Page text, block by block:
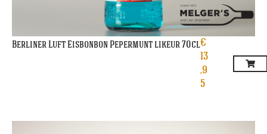
Berliner Luft Eisbonbon Pepermunt likeur 70cl€
13
,9
5